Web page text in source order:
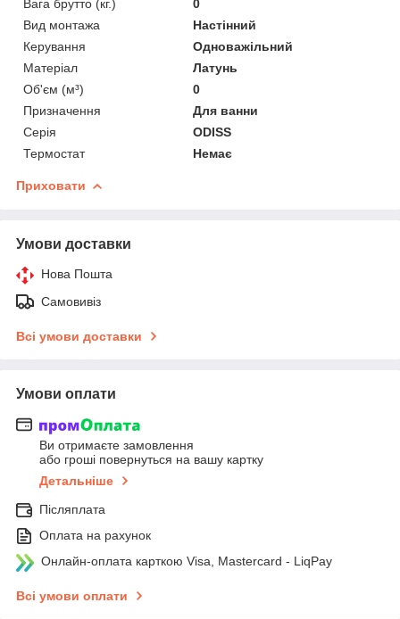
Вага брутто (кг.)
0
Вид монтажа
Настінний
Керування
Одноважільний
Матеріал
Латунь
Об'єм (м³)
0
Призначення
Для ванни
Серія
ODISS
Термостат
Немає
Приховати
Умови доставки
Нова Пошта
Самовивіз
Всі умови доставки
Умови оплати
Ви отримаєте замовлення
або гроші повернуться на вашу картку
Детальніше
Післяплата
Оплата на рахунок
Онлайн-оплата карткою Visa, Mastercard - LiqPay
Всі умови оплати